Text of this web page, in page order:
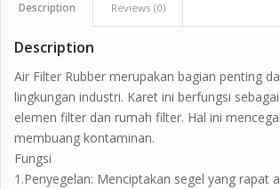
Description Reviews (0)
Description
Air Filter Rubber merupakan bagian penting
lingkungan industri. Karet ini berfungsi
elemen filter dan rumah filter. Hal ini
membuang kontaminan.
Fungsi
1.Penyegelan: Menciptakan segel yang